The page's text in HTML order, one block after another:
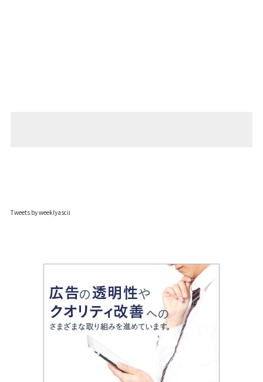
Tweets by weeklyascii